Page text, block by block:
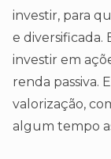
investir, para
e diversificada.
investir em
renda passiva.
valorização,
algum tempo